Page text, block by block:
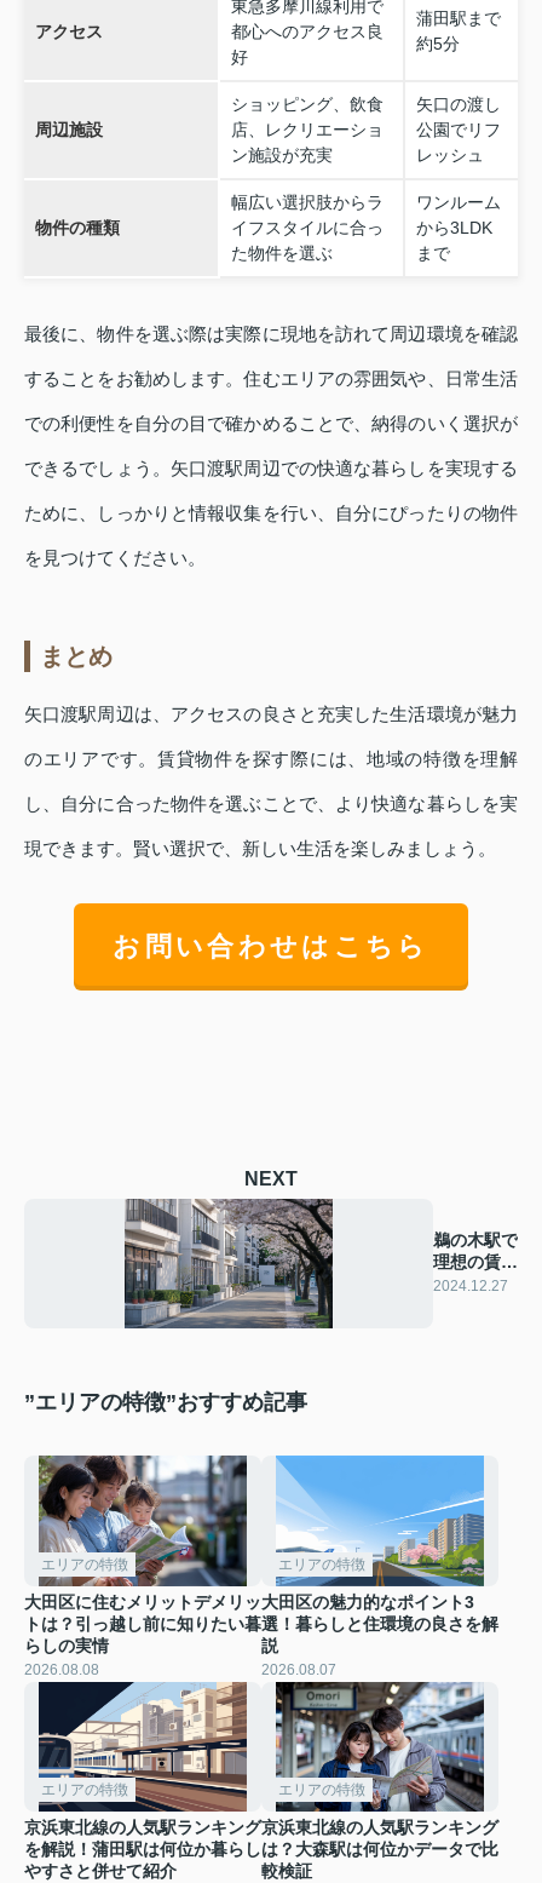
アクセス
東急多摩川線利用で
都心へのアクセス良
好
蒲田駅まで
約5分
周辺施設
ショッピング、飲食
店、レクリエーショ
ン施設が充実
矢口の渡し
公園でリフ
レッシュ
物件の種類
幅広い選択肢からラ
イフスタイルに合っ
た物件を選ぶ
ワンルーム
から3LDK
まで
最後に、物件を選ぶ際は実際に現地を訪れて周辺環境を確認
することをお勧めします。住むエリアの雰囲気や、日常生活
での利便性を自分の目で確かめることで、納得のいく選択が
できるでしょう。矢口渡駅周辺での快適な暮らしを実現する
ために、しっかりと情報収集を行い、自分にぴったりの物件
を見つけてください。
まとめ
矢口渡駅周辺は、アクセスの良さと充実した生活環境が魅力
のエリアです。賃貸物件を探す際には、地域の特徴を理解
し、自分に合った物件を選ぶことで、より快適な暮らしを実
現できます。賢い選択で、新しい生活を楽しみましょう。
お問い合わせはこちら
NEXT
鵜の木駅で
理想の賃貸
物件を見つ
2024.12.27
”エリアの特徴”おすすめ記事
エリアの特徴
大田区に住むメリットデメリッ
トは？引っ越し前に知りたい暮
らしの実情
2026.08.08
エリアの特徴
大田区の魅力的なポイント3
選！暮らしと住環境の良さを解
説
2026.08.07
エリアの特徴
京浜東北線の人気駅ランキング
を解説！蒲田駅は何位か暮らし
やすさと併せて紹介
エリアの特徴
京浜東北線の人気駅ランキング
は？大森駅は何位かデータで比
較検証